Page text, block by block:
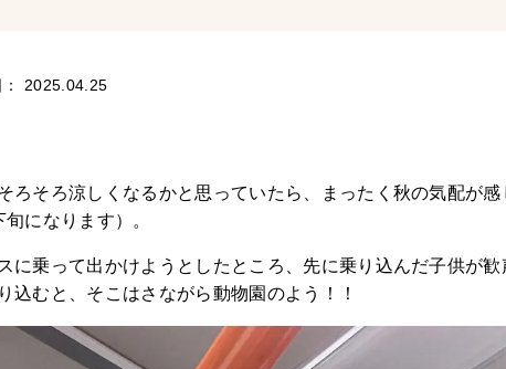
： 2025.04.25
ろそろ涼しくなるかと思っていたら、まったく秋の気配が
になります）。
に乗って出かけようとしたところ、先に乗り込んだ子供が
込むと、そこはさながら動物園のよう！！